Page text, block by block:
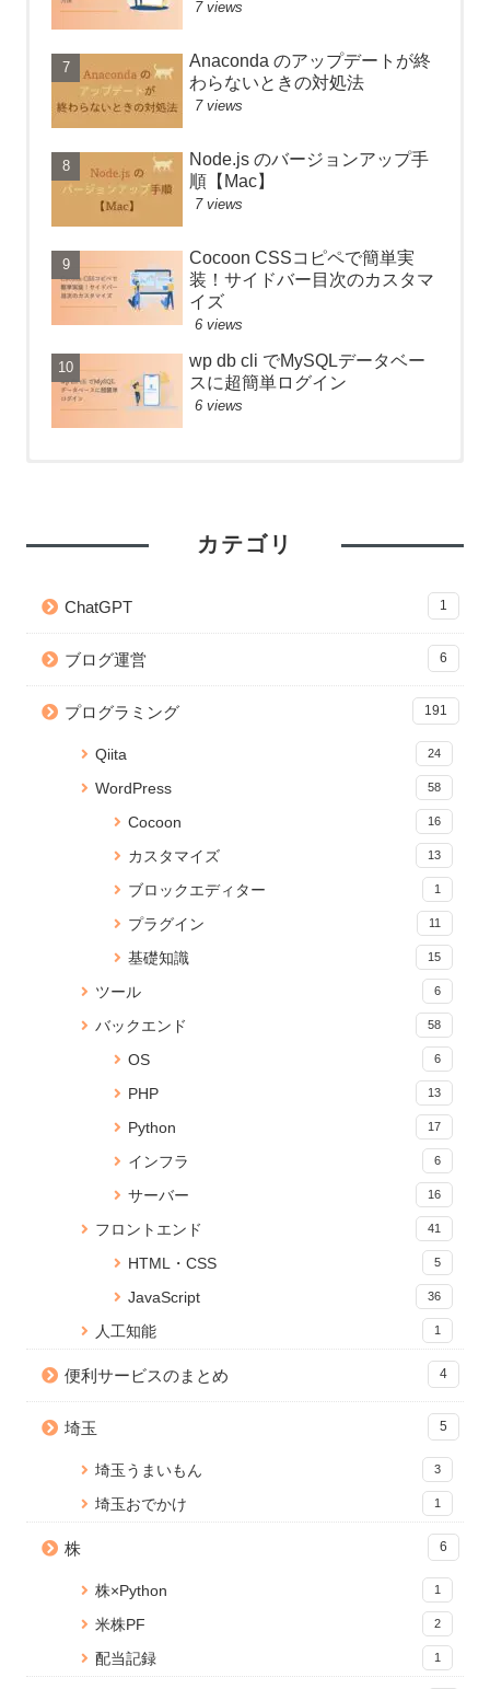
7 views
Anaconda のアップデートが終
わらないときの対処法
7 views
Node.js のバージョンアップ手
順【Mac】
7 views
Cocoon CSSコピペで簡単実
装！サイドバー目次のカスタマ
イズ
6 views
wp db cli でMySQLデータベー
スに超簡単ログイン
6 views
ファイルを実行！同期・非同期
React プロジェクトの関数名や
【JavaScript】iframeのコンテ
ンツの読み込みが終わったらイ
ベントを発火する
【無料】ブラウザでPDFに透か
し文字を追加できる「PDF透か
Anaconda のアップデートが終
Jupyter Notebookに現在のメモ
15 views
PDFに画像（ロゴ）を貼ること
ができる無料Webサービス「ピ
タロゴPDFメーカー」を公開し
【Python】PandasでSQLや
ファイルを実行！同期・非同期
【CSS】画像を横幅いっぱいに
Jupyter Notebook を「.py」の
Pythonで実行可能なコードに変
yml ファイルから Anaconda 仮
想環境をつくる
15967 views
【JavaScript】iframeのコンテ
ンツの読み込みが終わったらイ
Cannot connect to the Docker
daemon でDockerコマンドが効
Reactページの読み込みが終わ
るまでの間ローディングを表示
する
React onClick イベントで引数
を渡す方法
Node.js のバージョンアップ手
順【Mac】
装！サイドバー目次のカスタマ
【Python】フォルダ内の全ファ
イルパスを再帰的に取得する方
【Python】CSVファイルの文字
列をカンマ区切りの配列に変換
する
ポップアップ完了を親ページへ
wp db cli でMySQLデータベー
jQuery ページスクロールでコン
テンツをふわっとフェードイン
4 views
【Python】ファイルやフォルダ
の存在を確認する方法
JavaScriptにおける変数の代入:
プリミティブ型とオブジェクト
カテゴリ
ChatGPT 1
ブログ運営 6
プログラミング 191
Qiita 24
WordPress 58
Cocoon 16
カスタマイズ 13
ブロックエディター 1
プラグイン 11
基礎知識 15
ツール 6
バックエンド 58
OS 6
PHP 13
Python 17
インフラ 6
サーバー 16
フロントエンド 41
HTML・CSS 5
JavaScript 36
人工知能 1
便利サービスのまとめ 4
埼玉 5
埼玉うまいもん 3
埼玉おでかけ 1
株 6
株×Python 1
米株PF 2
配当記録 1